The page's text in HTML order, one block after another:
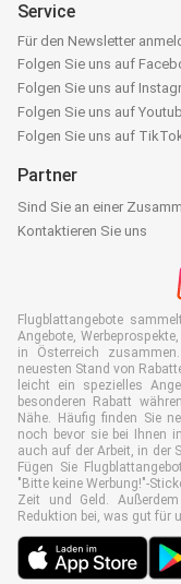
Service
Für den Newsletter
Folgen Sie uns auf
Folgen Sie uns auf
Folgen Sie uns auf
Folgen Sie uns auf
Partner
Sind Sie an einer
Kontaktieren Sie uns
Flugblattangebote
Angebote,
in Österreich
neuesten Stand von
leicht ein spezielles
besonderen Rabatt
Nähe. Häufig finden Sie
noch bevor sie bei Ihnen
auch auf der Arbeit, in der
Fügen Sie
"Bitte keine Werbung!"-
Zeit und Geld.
Reduktion bei, was gut für